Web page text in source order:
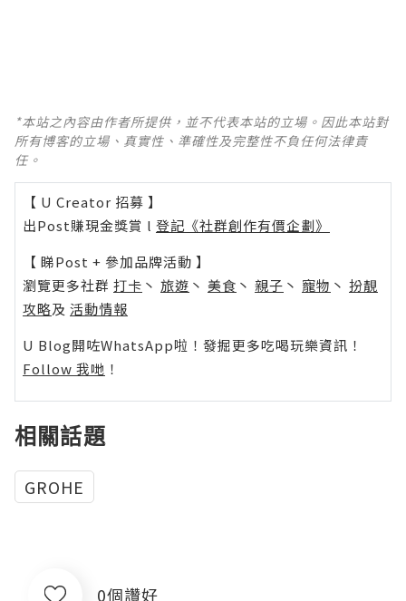
*本站之內容由作者所提供，並不代表本站的立場。因此本站對
所有博客的立場、真實性、準確性及完整性不負任何法律責
任。
【 U Creator 招募 】
出Post賺現金獎賞 l 登記《社群創作有價企劃》
【 睇Post + 參加品牌活動 】
瀏覽更多社群 打卡 丶 旅遊 丶 美食 丶 親子 丶 寵物 丶 扮靚
攻略及 活動情報
U Blog開咗WhatsApp啦！發掘更多吃喝玩樂資訊！
Follow 我哋 ！
相關話題
GROHE
0個讚好